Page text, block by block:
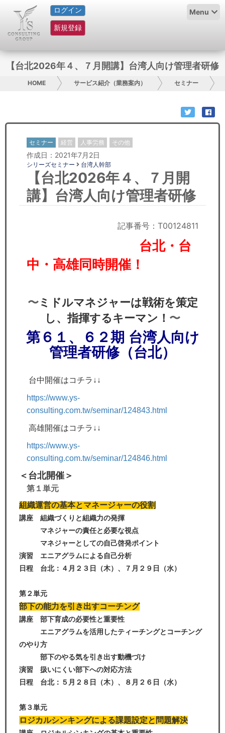
ログイン
新規登録
Menu
HOME
サービス紹介
コラム
グループ概要
日本人にPR
コンサルティング
リサーチ
ＩＴ
飲食店情報
【台北2026年４、７月開講】台湾人向け管理者研修
HOME サービス紹介（業務案内） セミナー
セミナー 経営 人事労務 その他
作成日：2021年7月2日
シリーズセミナー 台湾人幹部
【台北2026年４、７月開
講】台湾人向け管理者研修
記事番号：T00124811
台北・台
中・高雄同時開催！
〜ミドルマネジャーは戦術を策定
し、指揮するキーマン！ 〜
第６１、６２期 台湾人向け
管理者研修（台北）
台中開催はコチラ↓↓
https://www.ys-
consulting.com.tw/seminar/124843.html
高雄開催はコチラ↓↓
https://www.ys-
consulting.com.tw/seminar/124846.html
＜台北開催＞
第１単元
組織運営の基本とマネージャーの役割
講座 組織づくりと組織力の発揮
マネジャーの責任と必要な視点
マネジャーとしての自己啓発ポイント
演習 エニアグラムによる自己分析
日程 台北：４月２３日（木）、７ 月２９日（水）
第２単元
部下の能力を引き出すコーチング
講座 部下育成の必要性と重要性
エニアグラムを活用したティーチングとコーチング
のやり方
部下のやる気を引き出す動機づけ
演習 扱いにくい部下への対応方法
日程 台北：５月２８日（木）、８ 月２６日（水）
第３単元
ロジカルシンキングによる課題設定と問題解決